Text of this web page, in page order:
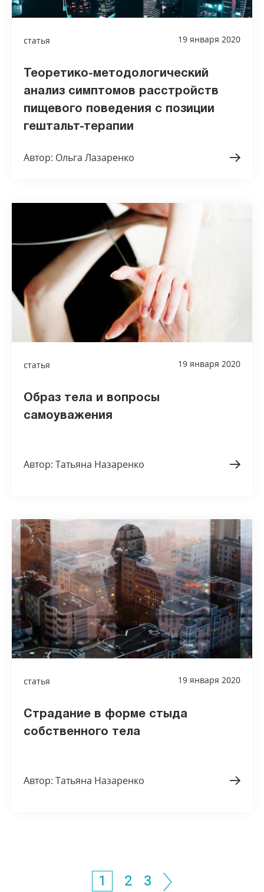
статья 19 января 2020
Теоретико-методологический
анализ симптомов расстройств
пищевого поведения с позиции
гештальт-терапии
Автор: Ольга Лазаренко
статья 19 января 2020
Образ тела и вопросы
самоуважения
Автор: Татьяна Назаренко
статья 19 января 2020
Страдание в форме стыда
собственного тела
Автор: Татьяна Назаренко
1 2 3